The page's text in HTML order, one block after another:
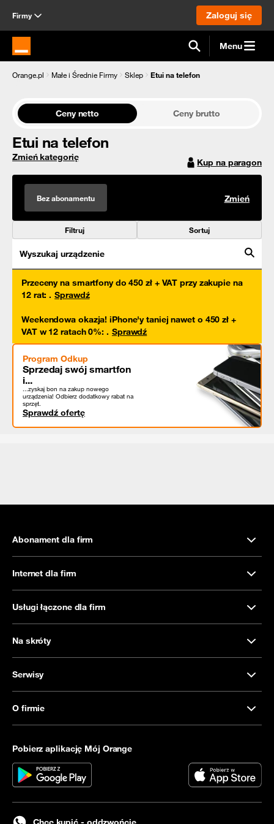
Firmy Zaloguj się
Strona główna Orange.pl Menu
Orange.pl Małe i Średnie Firmy Sklep Etui na telefon
Ceny netto Ceny brutto
Etui na telefon
Zmień kategorię Kup na paragon
Bez abonamentu Zmień
Filtruj Sortuj
Wyszukaj urządzenie
Przeceny na smartfony do 450 zł + VAT przy zakupie na
12 rat: . Sprawdź
Weekendowa okazja! iPhone'y taniej nawet o 450 zł +
VAT w 12 ratach 0%: . Sprawdź
Program Odkup
Sprzedaj swój smartfon
i...
...zyskaj bon na zakup nowego
urządzenia! Odbierz dodatkowy rabat na
sprzęt.
Sprawdź ofertę
Abonament dla firm
Internet dla firm
Usługi łączone dla firm
Na skróty
Serwisy
O firmie
Pobierz aplikację Mój Orange